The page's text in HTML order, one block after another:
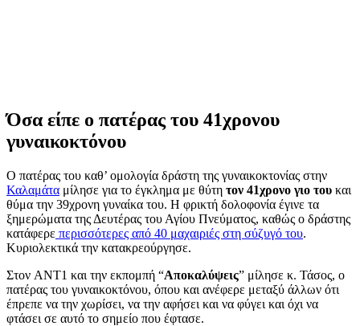
Όσα είπε ο πατέρας του 41χρονου
γυναικοκτόνου
Ο πατέρας του καθ’ ομολογία δράστη της γυναικοκτονίας στην
Καλαμάτα μίλησε για το έγκλημα με θύτη τον 41χρονο γιο του και
θύμα την 39χρονη γυναίκα του. Η φρικτή δολοφονία έγινε τα
ξημερώματα της Δευτέρας του Αγίου Πνεύματος, καθώς ο δράστης
κατάφερε περισσότερες από 40 μαχαιριές στη σύζυγό του.
Κυριολεκτικά την κατακρεούργησε.
Στον ANT1 και την εκπομπή “Αποκαλύψεις” μίλησε κ. Τάσος, ο
πατέρας του γυναικοκτόνου, όπου και ανέφερε μεταξύ άλλων ότι
έπρεπε να την χωρίσει, να την αφήσει και να φύγει και όχι να
φτάσει σε αυτό το σημείο που έφτασε.